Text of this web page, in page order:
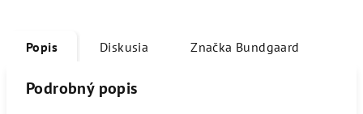
Popis Diskusia Značka Bundgaard
Podrobný popis